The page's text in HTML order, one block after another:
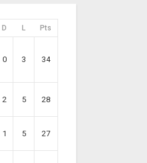
D L Pts
0 3 34
2 5 28
1 5 27